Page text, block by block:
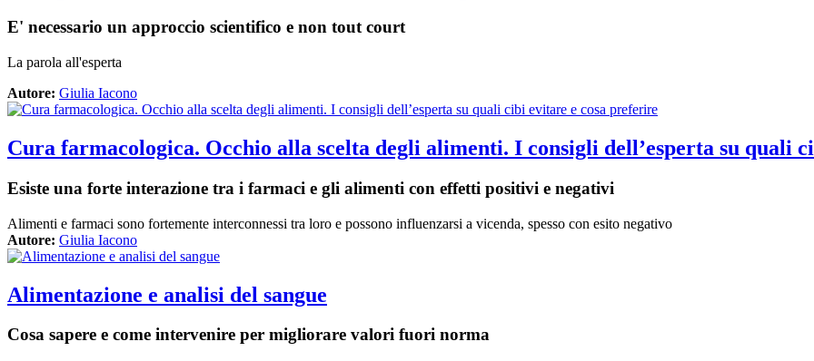
E' necessario un approccio scientifico e non tout court
La parola all'esperta
Autore: Giulia Iacono
Cura farmacologica. Occhio alla scelta degli alimenti. I consigli dell’esperta su quali
Esiste una forte interazione tra i farmaci e gli alimenti con effetti positivi e negativi
Alimenti e farmaci sono fortemente interconnessi tra loro e possono influenzarsi a vicenda, spesso con esito negativo
Autore: Giulia Iacono
Alimentazione e analisi del sangue
Cosa sapere e come intervenire per migliorare valori fuori norma